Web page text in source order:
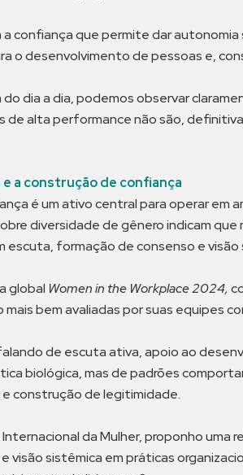
a confiança que permite dar
o desenvolvimento de pessoas e,
do dia a dia, podemos observar
de alta performance não são,
a construção de confiança
é um ativo central para operar
diversidade de gênero indicam
escuta, formação de consenso e visão
global Women in the Workplace 2024,
mais bem avaliadas por suas equipes
de escuta ativa, apoio ao
biológica, mas de padrões
construção de legitimidade.
da Mulher, proponho
visão sistêmica em práticas